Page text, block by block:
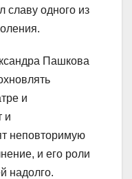
славу одного из
Пашкова
и
и
неповторимую
и его роли
надолго.